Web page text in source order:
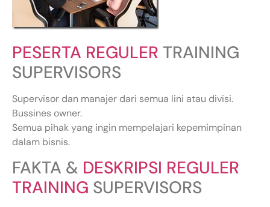
PESERTA REGULER TRAINING
SUPERVISORS
Supervisor dan manajer dari semua lini atau divisi.
Bussines owner.
Semua pihak yang ingin mempelajari kepemimpinan
dalam bisnis.
FAKTA & DESKRIPSI REGULER
TRAINING SUPERVISORS